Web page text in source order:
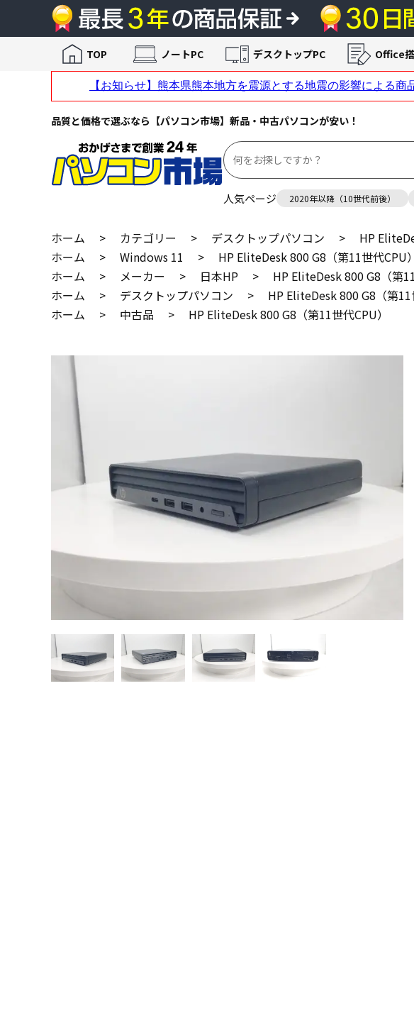
品質と価格で選ぶなら【パソコン市場】新品・中古パソコンが安い！
人気ページ 2020年以降（10世代前後）
TOP ノートPC デスクトップPC Office
ホーム > カテゴリー > デスクトップパソコン >
HP
ホーム
> Windows 11 >
HP EliteDesk 800 G8（第11世代CPU）
ホーム
> メーカー > 日本HP >
HP EliteDesk 800 G8（第11
ホーム
> デスクトップパソコン >
HP EliteDesk 800 G8（第11
ホーム
> 中古品 > HP EliteDesk 800 G8（第11世代CPU）